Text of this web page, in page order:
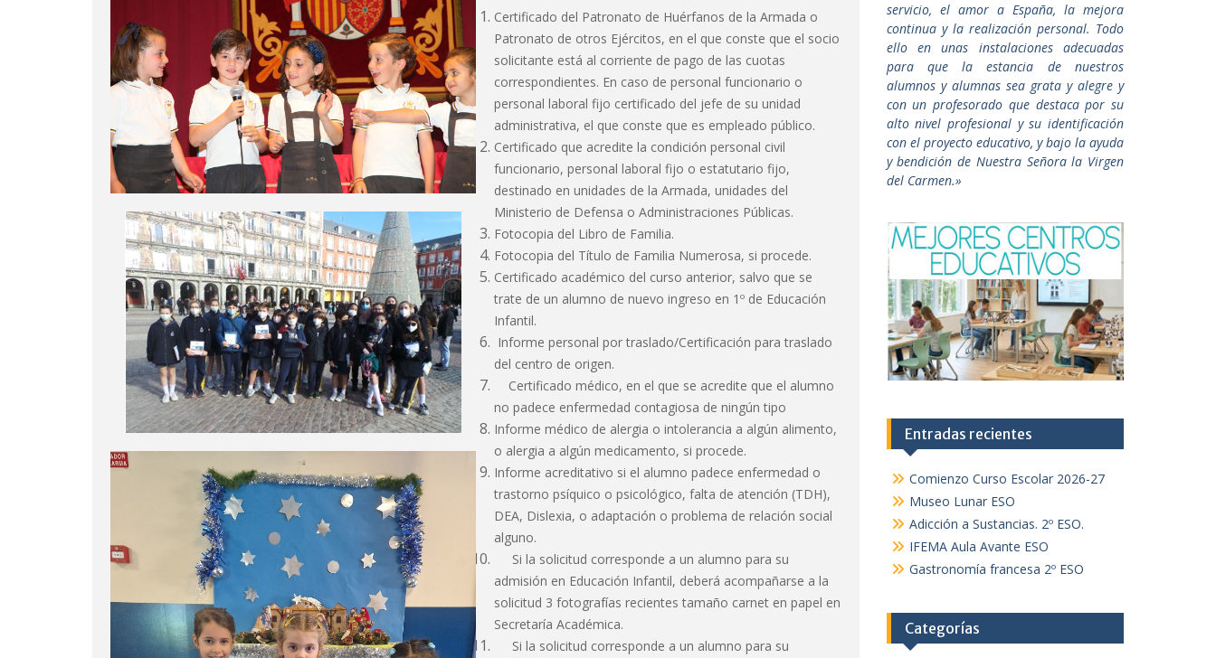
Certificado del Patronato de Huérfanos de la Armada o
Patronato de otros Ejércitos, en el que conste que el socio
solicitante está al corriente de pago de las cuotas
correspondientes. En caso de personal funcionario o
personal laboral fijo certificado del jefe de su unidad
administrativa, el que conste que es empleado público.
Certificado que acredite la condición personal civil
funcionario, personal laboral fijo o estatutario fijo,
destinado en unidades de la Armada, unidades del
Ministerio de Defensa o Administraciones Públicas.
Fotocopia del Libro de Familia.
Fotocopia del Título de Familia Numerosa, si procede.
Certificado académico del curso anterior, salvo que se
trate de un alumno de nuevo ingreso en 1º de Educación
Infantil.
Informe personal por traslado/Certificación para traslado
del centro de origen.
Certificado médico, en el que se acredite que el alumno
no padece enfermedad contagiosa de ningún tipo
Informe médico de alergia o intolerancia a algún alimento,
o alergia a algún medicamento, si procede.
Informe acreditativo si el alumno padece enfermedad o
trastorno psíquico o psicológico, falta de atención (TDH),
DEA, Dislexia, o adaptación o problema de relación social
alguno.
Si la solicitud corresponde a un alumno para su
admisión en Educación Infantil, deberá acompañarse a la
solicitud 3 fotografías recientes tamaño carnet en papel en
Secretaría Académica.
Si la solicitud corresponde a un alumno para su
servicio, el amor a España, la mejora
continua y la realización personal. Todo
ello en unas instalaciones adecuadas
para que la estancia de nuestros
alumnos y alumnas sea grata y alegre y
con un profesorado que destaca por su
alto nivel profesional y su identificación
con el proyecto educativo, y bajo la ayuda
y bendición de Nuestra Señora la Virgen
del Carmen.»
Entradas recientes
Comienzo Curso Escolar 2026-27
Museo Lunar ESO
Adicción a Sustancias. 2º ESO.
IFEMA Aula Avante ESO
Gastronomía francesa 2º ESO
Categorías